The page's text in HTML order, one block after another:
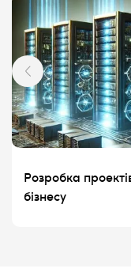
Розробка
бізнесу